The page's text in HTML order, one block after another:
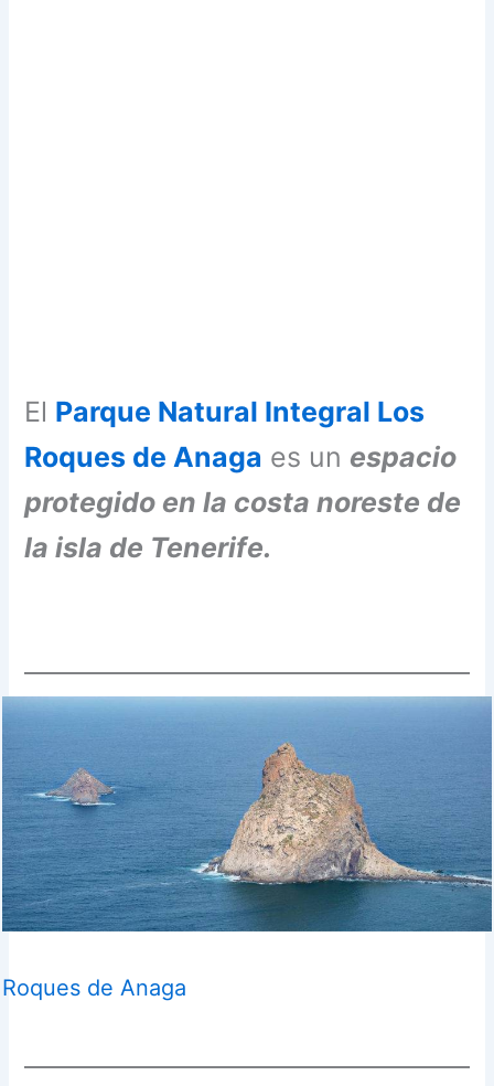
El Parque Natural Integral Los
Roques de Anaga es un espacio
protegido en la costa noreste de
la isla de Tenerife.
Roques de Anaga